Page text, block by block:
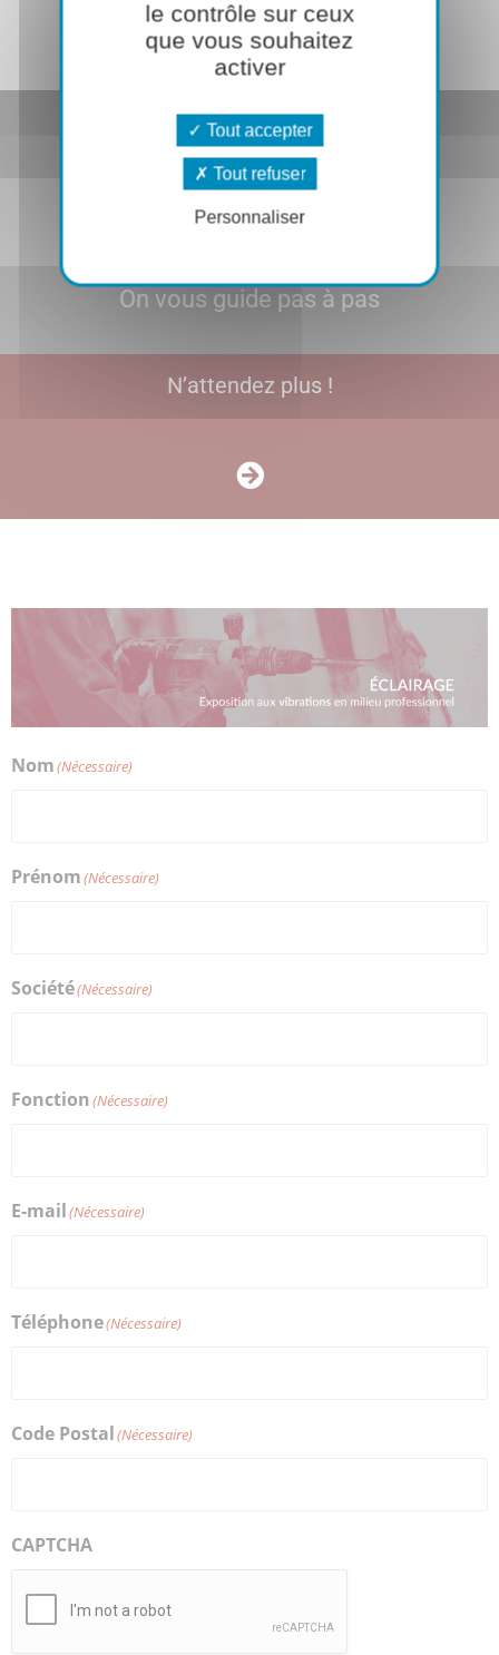
TESTER PULSSE
C’est gratuit
Sans engagement
On vous guide pas à pas
N’attendez plus !
Nom(Nécessaire)
Prénom(Nécessaire)
Société(Nécessaire)
Fonction(Nécessaire)
E-mail(Nécessaire)
Téléphone(Nécessaire)
Code Postal(Nécessaire)
CAPTCHA
le contrôle sur ceux
que vous souhaitez
activer
Tout accepter
Tout refuser
Personnaliser